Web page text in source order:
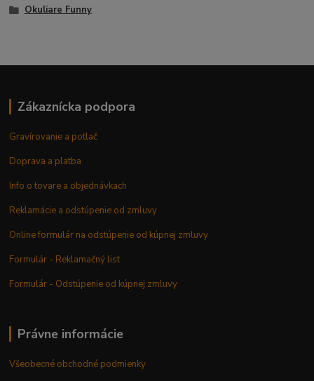
Okuliare Funny
Zákaznícka podpora
Gravírovanie a potlač
Doprava a platba
Info o tovare a objednávkach
Reklamácie a odstúpenie od zmluvy
Online formulár na odstúpenie od kúpnej zmluvy
Formulár - Reklamačný list
Formulár - Odstúpenie od kúpnej zmluvy
Právne informácie
Všeobecné obchodné podmienky